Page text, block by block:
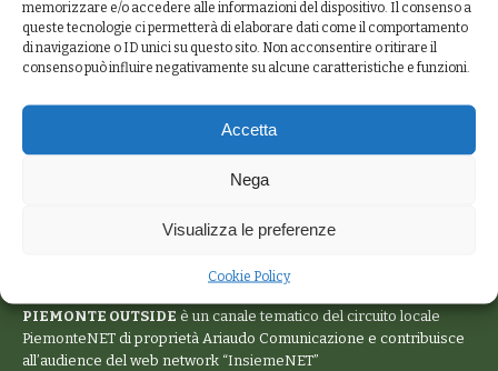
memorizzare e/o accedere alle informazioni del dispositivo. Il consenso a
queste tecnologie ci permetterà di elaborare dati come il comportamento
di navigazione o ID unici su questo sito. Non acconsentire o ritirare il
consenso può influire negativamente su alcune caratteristiche e funzioni.
Accetta
Nega
Visualizza le preferenze
Cookie Policy
PIEMONTE OUTSIDE è un canale tematico del circuito locale
PiemonteNET di proprietà Ariaudo Comunicazione e contribuisce
all’audience del web network “InsiemeNET”